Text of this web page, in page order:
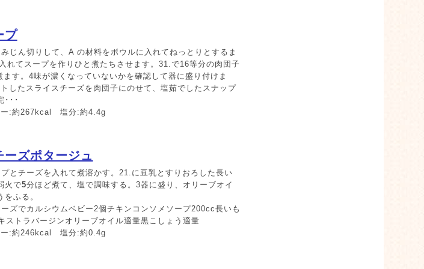
プ
じん切りして、A の材料をボウルに入れてねっとりとするま
れてスープを作りひと煮たちさせます。31.で16等分の肉団子
す。4味が濃くなっていないかを確認して器に盛り付けま
したスライスチーズを肉団子にのせて、塩茹でしたスナップ
･･･
:約267kcal 塩分:約4.4g
ズポタージュ
とチーズを入れて煮溶かす。21.に豆乳とすりおろした長い
火で5分ほど煮て、塩で調味する。3器に盛り、オリーブオイ
ふる。
ズでカルシウムベビー2個チキンコンソメソープ200cc長いも
ストラバージンオリーブオイル適量黒こしょう適量
:約246kcal 塩分:約0.4g